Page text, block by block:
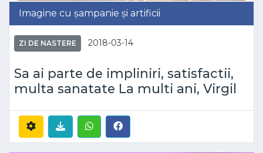
Imagine cu șampanie și artificii
ZI DE NASTERE 2018-03-14
Sa ai parte de impliniri, satisfactii,
multa sanatate La multi ani, Virgil